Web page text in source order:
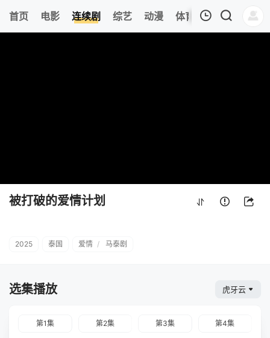
首页 电影 连续剧 综艺 动漫 体育 今日更新 热
被打破的爱情计划
2025 泰国 爱情 / 马泰剧
选集播放 虎牙云
第1集 第2集 第3集 第4集